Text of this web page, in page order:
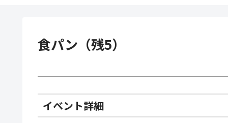
食パン（残5）
イベント詳細